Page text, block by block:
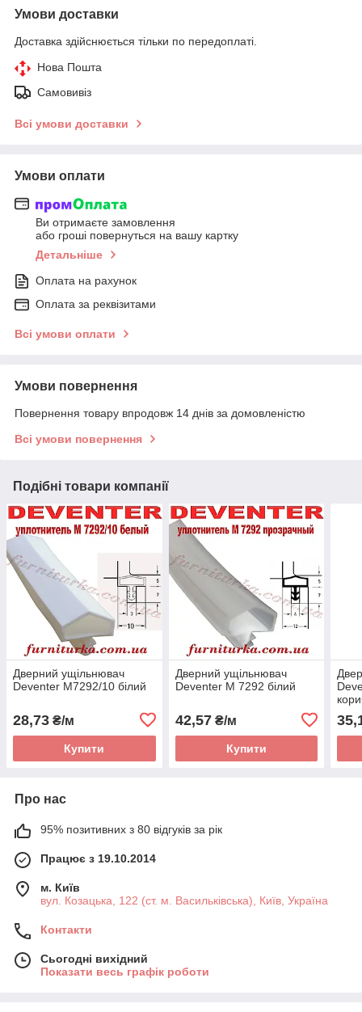
Умови доставки
Доставка здійснюється тільки по передоплаті.
Нова Пошта
Самовивіз
Всі умови доставки
Умови оплати
Ви отримаєте замовлення
або гроші повернуться на вашу картку
Детальніше
Оплата на рахунок
Оплата за реквізитами
Всі умови оплати
Умови повернення
Повернення товару впродовж 14 днів за домовленістю
Всі умови повернення
Подібні товари компанії
Дверний ущільнювач
Deventer M7292/10 білий
28,73 ₴/м
Купити
Дверний ущільнювач
Deventer М 7292 білий
42,57₴/м
Купити
Про нас
95% позитивних з 80 відгуків за рік
Працює з 19.10.2014
м. Київ
вул. Козацька, 122 (ст. м. Васильківська), Київ, Україна
Контакти
Сьогодні вихідний
Показати весь графік роботи